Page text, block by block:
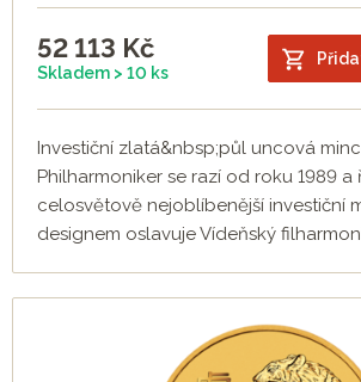
52 113 Kč
Skladem > 10 ks
Investiční zlatá&nbsp;půl uncová
Philharmoniker se razí od roku 1989 a
celosvětově nejoblíbenější investiční
designem oslavuje Vídeňský